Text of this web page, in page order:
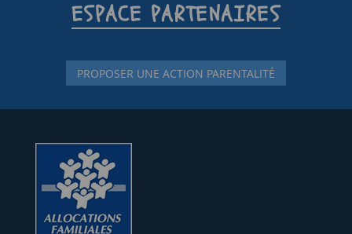
ESPACE PARTENAIRES
PROPOSER UNE ACTION PARENTALITÉ